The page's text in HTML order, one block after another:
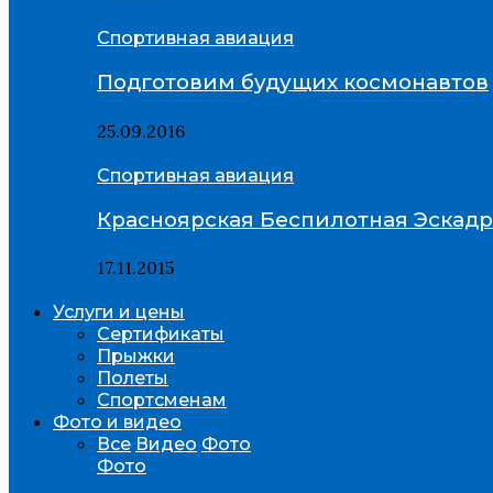
Спортивная авиация
Подготовим будущих космонавтов
25.09.2016
Спортивная авиация
Красноярская Беспилотная
17.11.2015
Услуги и цены
Сертификаты
Прыжки
Полеты
Спортсменам
Фото и видео
Все Видео Фото
Фото